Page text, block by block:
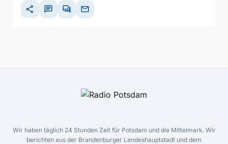
share chat forum mail
Wir haben täglich 24 Stunden Zeit für Potsdam und die Mittelmark. Wir
berichten aus der Brandenburger Landeshauptstadt und dem